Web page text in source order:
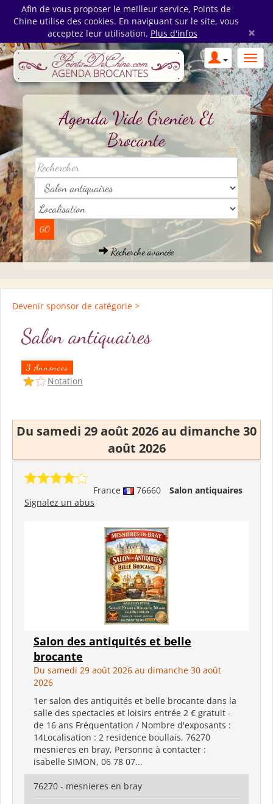
Afin de vous proposer le meilleur service, Points de
Chine utilise des cookies. En naviguant sur le site, vous
acceptez leur utilisation. Plus d'infos ×
Agenda Vide Grenier Et
Brocante
Recherche avancée
Devenir sponsor de catégorie >
Salon antiquaires
3 Annonces
Notation
Du samedi 29 août 2026 au dimanche 30
août 2026
France 76660
Salon antiquaires
Signalez un abus
Salon des antiquités et belle
brocante
Du samedi 29 août 2026 au dimanche 30 août
2026
1er salon des antiquités et belle brocante dans la
salle des spectacles et loisirs entrée 2 € gratuit -
de 16 ans Fréquentation / Nombre d'exposants :
14Localisation : 2 residence boullais, 76270
mesnieres en bray, Personne à contacter :
isabelle SIMON, 06 78 07...
76270 - mesnieres en bray